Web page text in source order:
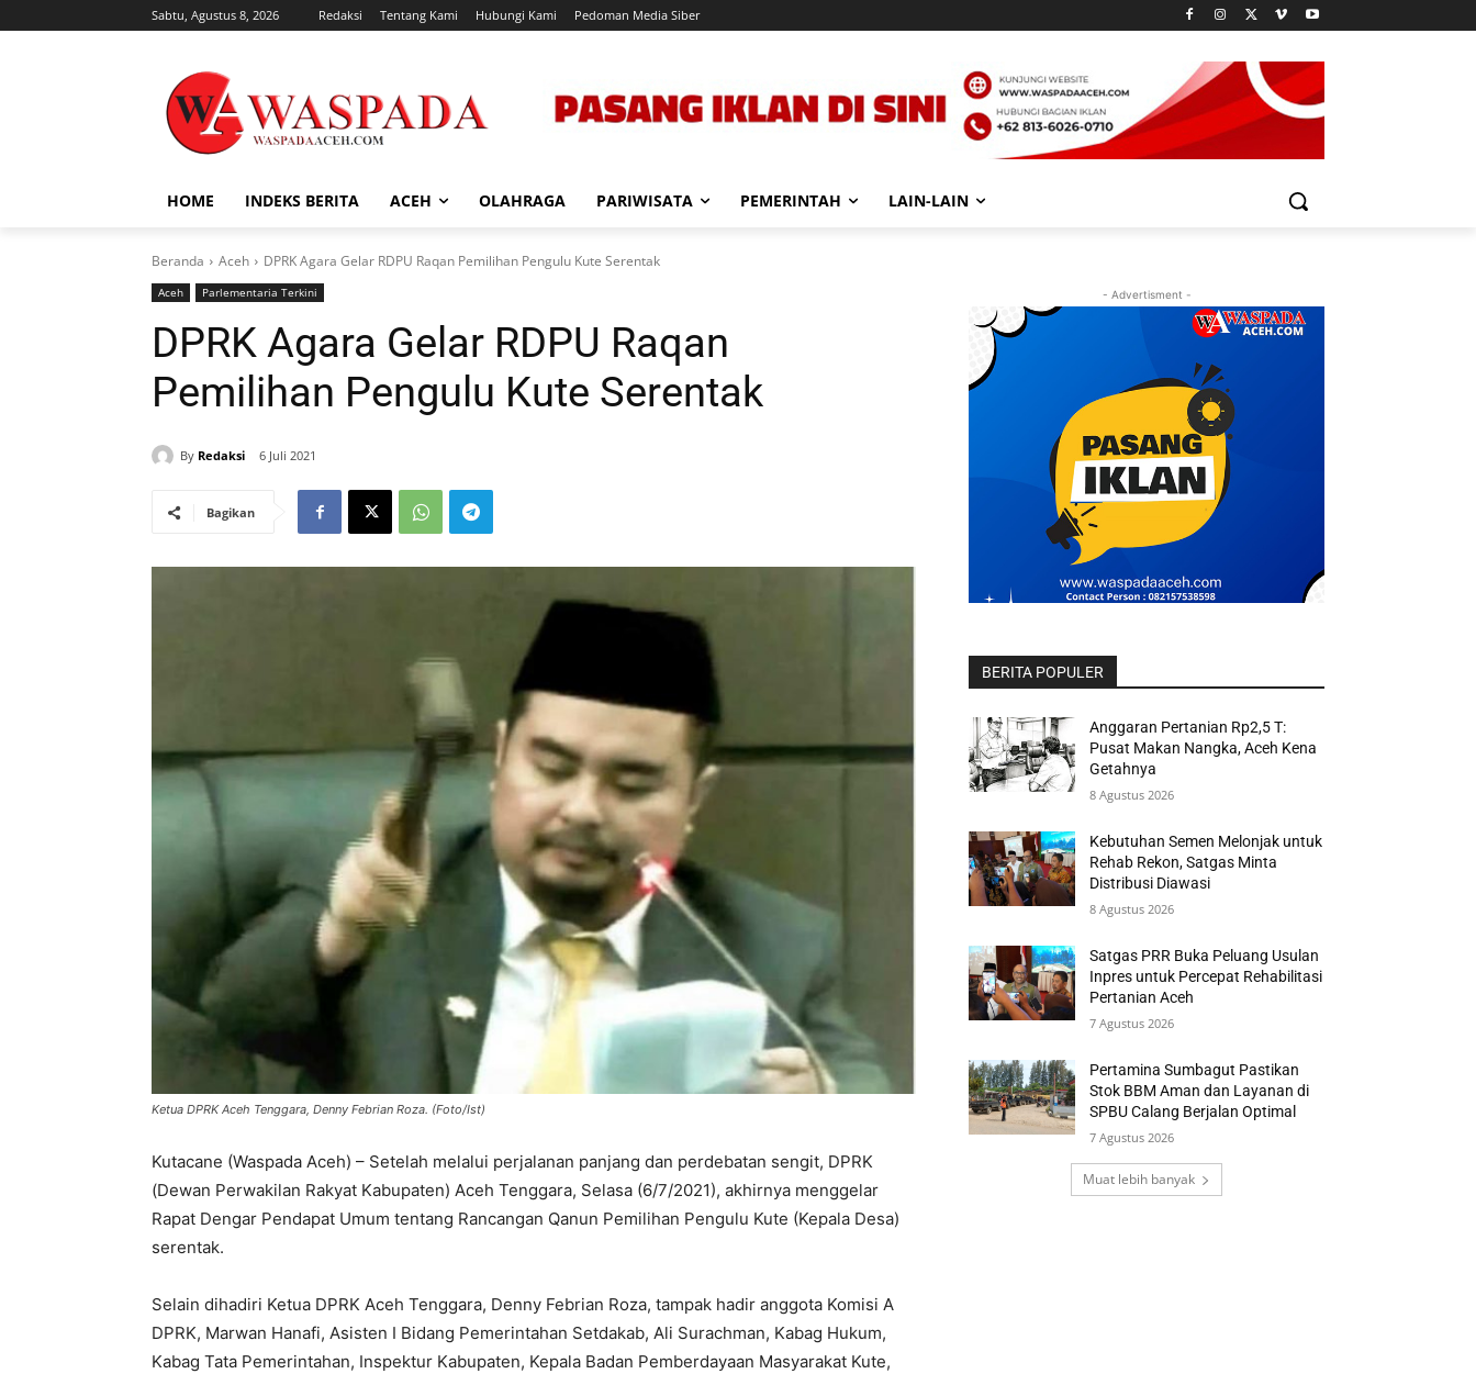
Sabtu, Agustus 8, 2026 Redaksi Tentang Kami Hubungi Kami Pedoman Media Siber
HOME INDEKS BERITA ACEH OLAHRAGA PARIWISATA PEMERINTAH LAIN-LAIN
Beranda Aceh DPRK Agara Gelar RDPU Raqan Pemilihan Pengulu Kute Serentak
Aceh Parlementaria Terkini
DPRK Agara Gelar RDPU Raqan
Pemilihan Pengulu Kute Serentak
By Redaksi 6 Juli 2021
Bagikan
Ketua DPRK Aceh Tenggara, Denny Febrian Roza. (Foto/Ist)
Kutacane (Waspada Aceh) – Setelah melalui perjalanan panjang dan perdebatan sengit, DPRK
(Dewan Perwakilan Rakyat Kabupaten) Aceh Tenggara, Selasa (6/7/2021), akhirnya menggelar
Rapat Dengar Pendapat Umum tentang Rancangan Qanun Pemilihan Pengulu Kute (Kepala Desa)
serentak.
Selain dihadiri Ketua DPRK Aceh Tenggara, Denny Febrian Roza, tampak hadir anggota Komisi A
DPRK, Marwan Hanafi, Asisten I Bidang Pemerintahan Setdakab, Ali Surachman, Kabag Hukum,
Kabag Tata Pemerintahan, Inspektur Kabupaten, Kepala Badan Pemberdayaan Masyarakat Kute,
- Advertisment -
BERITA POPULER
Anggaran Pertanian Rp2,5 T:
Pusat Makan Nangka, Aceh Kena
Getahnya
8 Agustus 2026
Kebutuhan Semen Melonjak untuk
Rehab Rekon, Satgas Minta
Distribusi Diawasi
8 Agustus 2026
Satgas PRR Buka Peluang Usulan
Inpres untuk Percepat Rehabilitasi
Pertanian Aceh
7 Agustus 2026
Pertamina Sumbagut Pastikan
Stok BBM Aman dan Layanan di
SPBU Calang Berjalan Optimal
7 Agustus 2026
Muat lebih banyak